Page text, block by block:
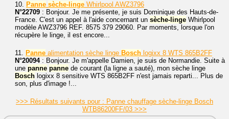
10. Panne sèche-linge Whirlpool AWZ3796
N°22709 : Bonjour. Je me présente, je suis Dominique des Hauts-de-
France. C'est un appel à l'aide concernant un sèche-linge Whirlpool
modèle AWZ3796 REF. 8575 379 29060. Par moments, lorsque l'on
récupère le linge, il est encore...
11. Panne alimentation sèche linge Bosch logixx 8 WTS 865B2FF
N°20094: Bonjour. Je m'appelle Damien, je suis de Normandie. Suite à
une panne panne de courant (la ligne a sauté), mon sèche linge
Bosch logixx 8 sensitive WTS 865B2FF n'est jamais reparti... Plus de
son, plus d'image !...
>>> Résultats suivants pour : Panne chauffage sèche-linge Bosch
WTB86200FF/03 >>>